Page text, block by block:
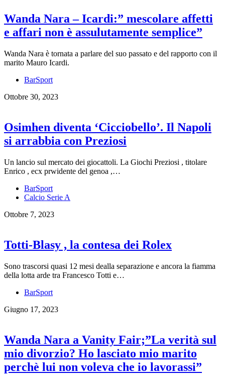
Wanda Nara – Icardi:” mescolare affetti
e affari non è assulutamente semplice”
Wanda Nara è tornata a parlare del suo passato e del rapporto con il
marito Mauro Icardi.
BarSport
Ottobre 30, 2023
Osimhen diventa ‘Cicciobello’. Il Napoli
si arrabbia con Preziosi
Un lancio sul mercato dei giocattoli. La Giochi Preziosi , titolare
Enrico , ecx prwidente del genoa ,…
BarSport
Calcio Serie A
Ottobre 7, 2023
Totti-Blasy , la contesa dei Rolex
Sono trascorsi quasi 12 mesi dealla separazione e ancora la fiamma
della lotta arde tra Francesco Totti e…
BarSport
Giugno 17, 2023
Wanda Nara a Vanity Fair;”La verità sul
mio divorzio? Ho lasciato mio marito
perchè lui non voleva che io lavorassi”